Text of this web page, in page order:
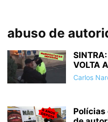
abuso de
VOLTA
Carlos
Polícias